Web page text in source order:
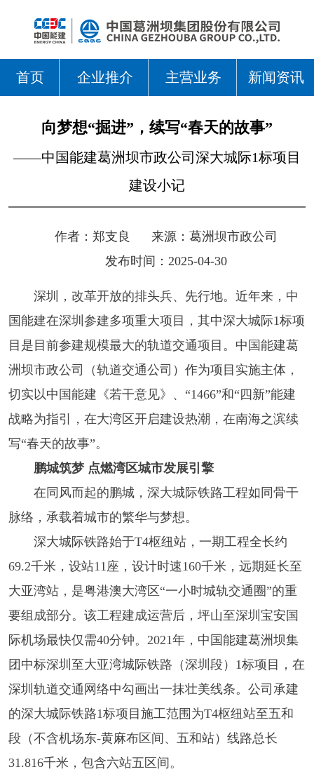
首页 企业推介 主营业务 新闻资讯
向梦想“掘进”，续写“春天的故事”
——中国能建葛洲坝市政公司深大城际1标项目
建设小记
作者： 郑支良 来源： 葛洲坝市政公司
发布时间：2025-04-30
深圳，改革开放的排头兵、先行地。近年来，中
国能建在深圳参建多项重大项目，其中深大城际1标项
目是目前参建规模最大的轨道交通项目。中国能建葛
洲坝市政公司（轨道交通公司）作为项目实施主体，
切实以中国能建《若干意见》、“1466”和“四新”能建
战略为指引，在大湾区开启建设热潮，在南海之滨续
写“春天的故事”。
鹏城筑梦 点燃湾区城市发展引擎
在同风而起的鹏城，深大城际铁路工程如同骨干
脉络，承载着城市的繁华与梦想。
深大城际铁路始于T4枢纽站，一期工程全长约
69.2千米，设站11座，设计时速160千米，远期延长至
大亚湾站，是粤港澳大湾区“一小时城轨交通圈”的重
要组成部分。该工程建成运营后，坪山至深圳宝安国
际机场最快仅需40分钟。2021年，中国能建葛洲坝集
团中标深圳至大亚湾城际铁路（深圳段）1标项目，在
深圳轨道交通网络中勾画出一抹壮美线条。公司承建
的深大城际铁路1标项目施工范围为T4枢纽站至五和
段（不含机场东-黄麻布区间、五和站）线路总长
31.816千米，包含六站五区间。